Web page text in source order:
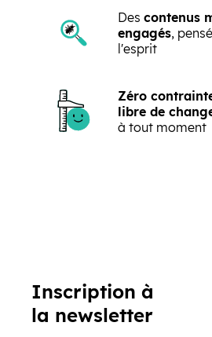
Des contenus
engagés,
l'esprit
Zéro
libre de
à tout moment
Inscription à
la newsletter